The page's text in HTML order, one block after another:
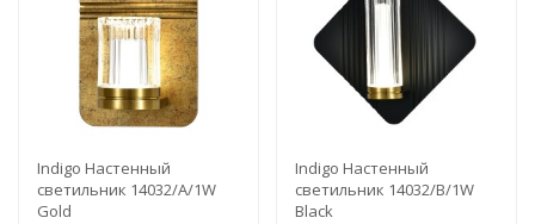
Indigo Настенный
светильник 14032/A/1W
Gold
Indigo Настенный
светильник 14032/B/1W
Black